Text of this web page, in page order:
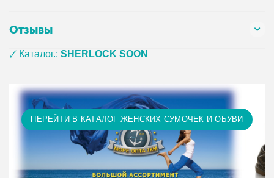
Отзывы
🗸 Каталог.:SHERLOCK SOON
ПЕРЕЙТИ В КАТАЛОГ ЖЕНСКИХ СУМОЧЕК И ОБУВИ